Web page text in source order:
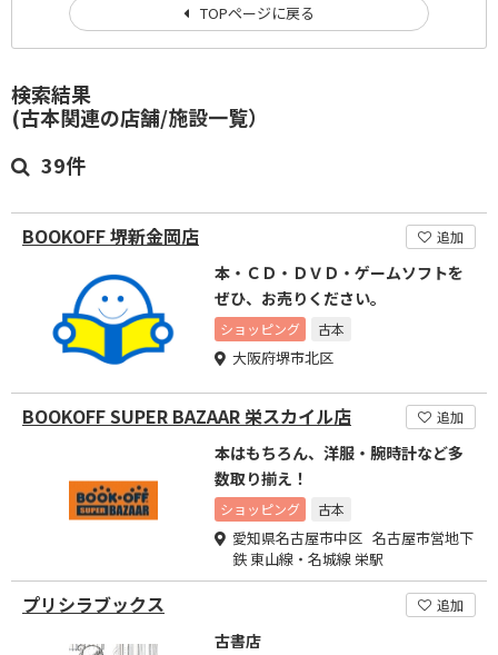
検索結果
(古本関連の店舗/施設一覧）
39件
BOOKOFF 堺新金岡店 追加
本・ＣＤ・ＤＶＤ・ゲームソフトを
ぜひ、お売りください。
ショッピング 古本
大阪府堺市北区
BOOKOFF SUPER BAZAAR 栄スカイル店 追加
本はもちろん、洋服・腕時計など多
数取り揃え！
ショッピング 古本
愛知県名古屋市中区 名古屋市営地下
鉄 東山線・名城線 栄駅
プリシラブックス 追加
古書店
TOPページに戻る